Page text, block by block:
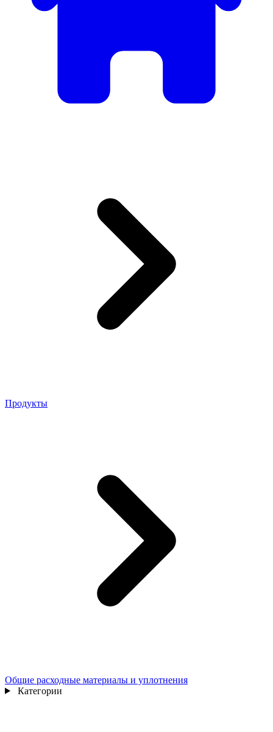
Продукты
Общие расходные материалы и уплотнения
Категории